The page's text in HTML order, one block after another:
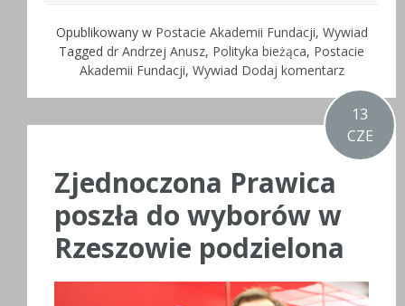
Opublikowany w Postacie Akademii Fundacji, Wywiad
Tagged dr Andrzej Anusz, Polityka bieżąca, Postacie
Akademii Fundacji, Wywiad Dodaj komentarz
13
CZE
Zjednoczona Prawica
poszła do wyborów w
Rzeszowie podzielona